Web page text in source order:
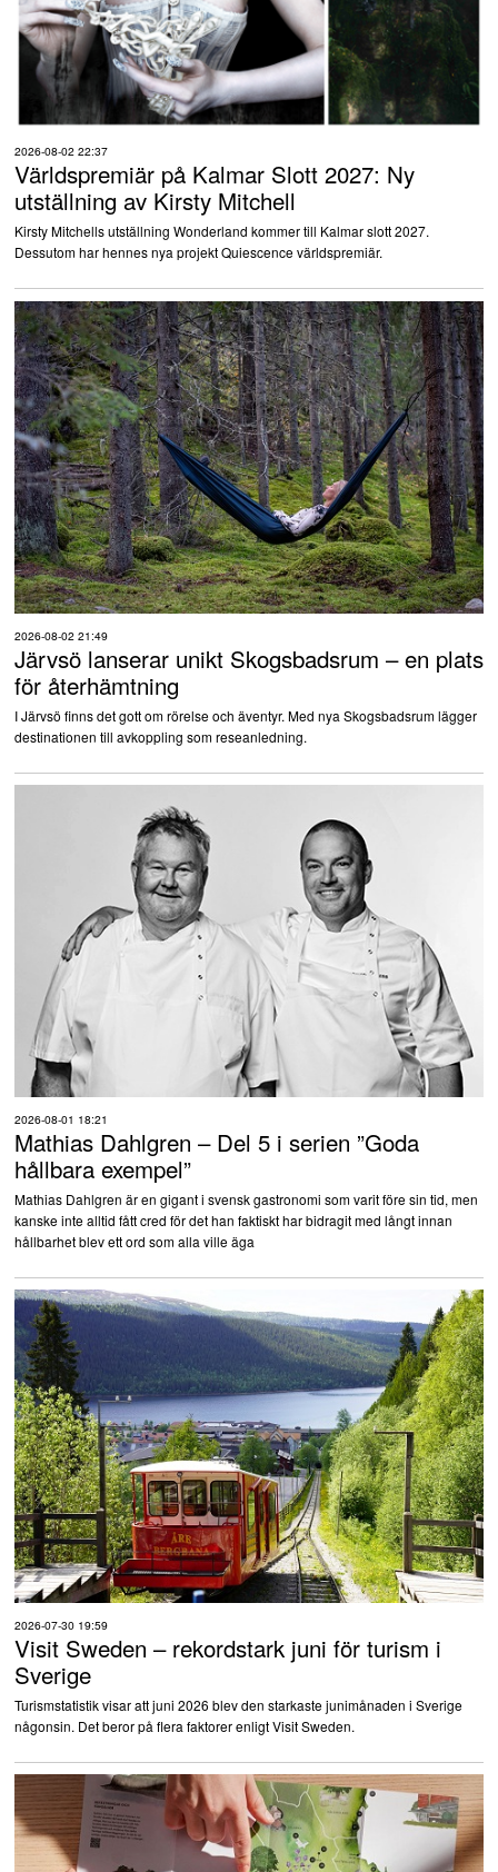
2026-08-02 22:37
Världspremiär på Kalmar Slott 2027: Ny
utställning av Kirsty Mitchell
Kirsty Mitchells utställning Wonderland kommer till Kalmar slott 2027.
Dessutom har hennes nya projekt Quiescence världspremiär.
2026-08-02 21:49
Järvsö lanserar unikt Skogsbadsrum – en plats
för återhämtning
I Järvsö finns det gott om rörelse och äventyr. Med nya Skogsbadsrum lägger
destinationen till avkoppling som reseanledning.
2026-08-01 18:21
Mathias Dahlgren – Del 5 i serien ”Goda
hållbara exempel”
Mathias Dahlgren är en gigant i svensk gastronomi som varit före sin tid, men
kanske inte alltid fått cred för det han faktiskt har bidragit med långt innan
hållbarhet blev ett ord som alla ville äga
2026-07-30 19:59
Visit Sweden – rekordstark juni för turism i
Sverige
Turismstatistik visar att juni 2026 blev den starkaste junimånaden i Sverige
någonsin. Det beror på flera faktorer enligt Visit Sweden.